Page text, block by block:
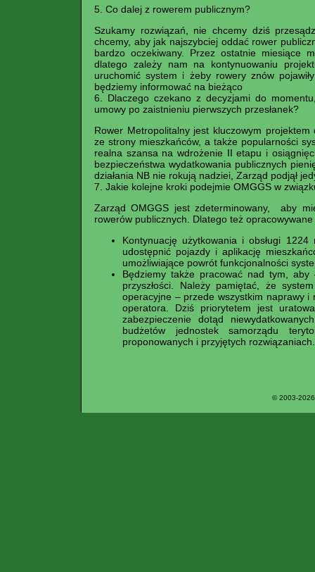
5. Co dalej z rowerem publicznym?
Szukamy rozwiązań, nie chcemy dziś
chcemy, aby jak najszybciej oddać rower
bardzo oczekiwany. Przez ostatnie miesiące
dlatego zależy nam na kontynuowaniu
uruchomić system i żeby rowery znów
będziemy informować na bieżąco
6. Dlaczego czekano z decyzjami do
umowy po zaistnieniu pierwszych przesłanek?
Rower Metropolitalny jest kluczowym
ze strony mieszkańców, a także popularności
realna szansa na wdrożenie II etapu i
bezpieczeństwa wydatkowania publicznych
działania NB nie rokują nadziei, Zarząd podjął
7. Jakie kolejne kroki podejmie OMGGS w
Zarząd OMGGS jest zdeterminowany, aby
rowerów publicznych. Dlatego też
Kontynuację użytkowania i obsługi
udostępnić pojazdy i aplikację
umożliwiające powrót funkcjonalności
Będziemy także pracować nad tym,
przyszłości. Należy pamiętać, że
operacyjne – przede wszystkim naprawy i
operatora. Dziś priorytetem jest
zabezpieczenie dotąd
budżetów jednostek samorządu
proponowanych i przyjętych rozwiązaniach.
© 2003-